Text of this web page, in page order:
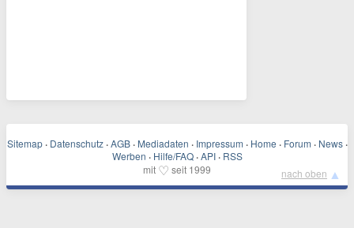
Sitemap · Datenschutz · AGB · Mediadaten · Impressum · Home · Forum · News ·
Werben · Hilfe/FAQ · API · RSS
mit ♡ seit 1999 nach oben ▲